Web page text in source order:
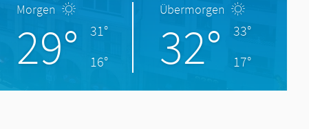
Morgen
29°
31°
16°
Übermorgen
32°
33°
17°